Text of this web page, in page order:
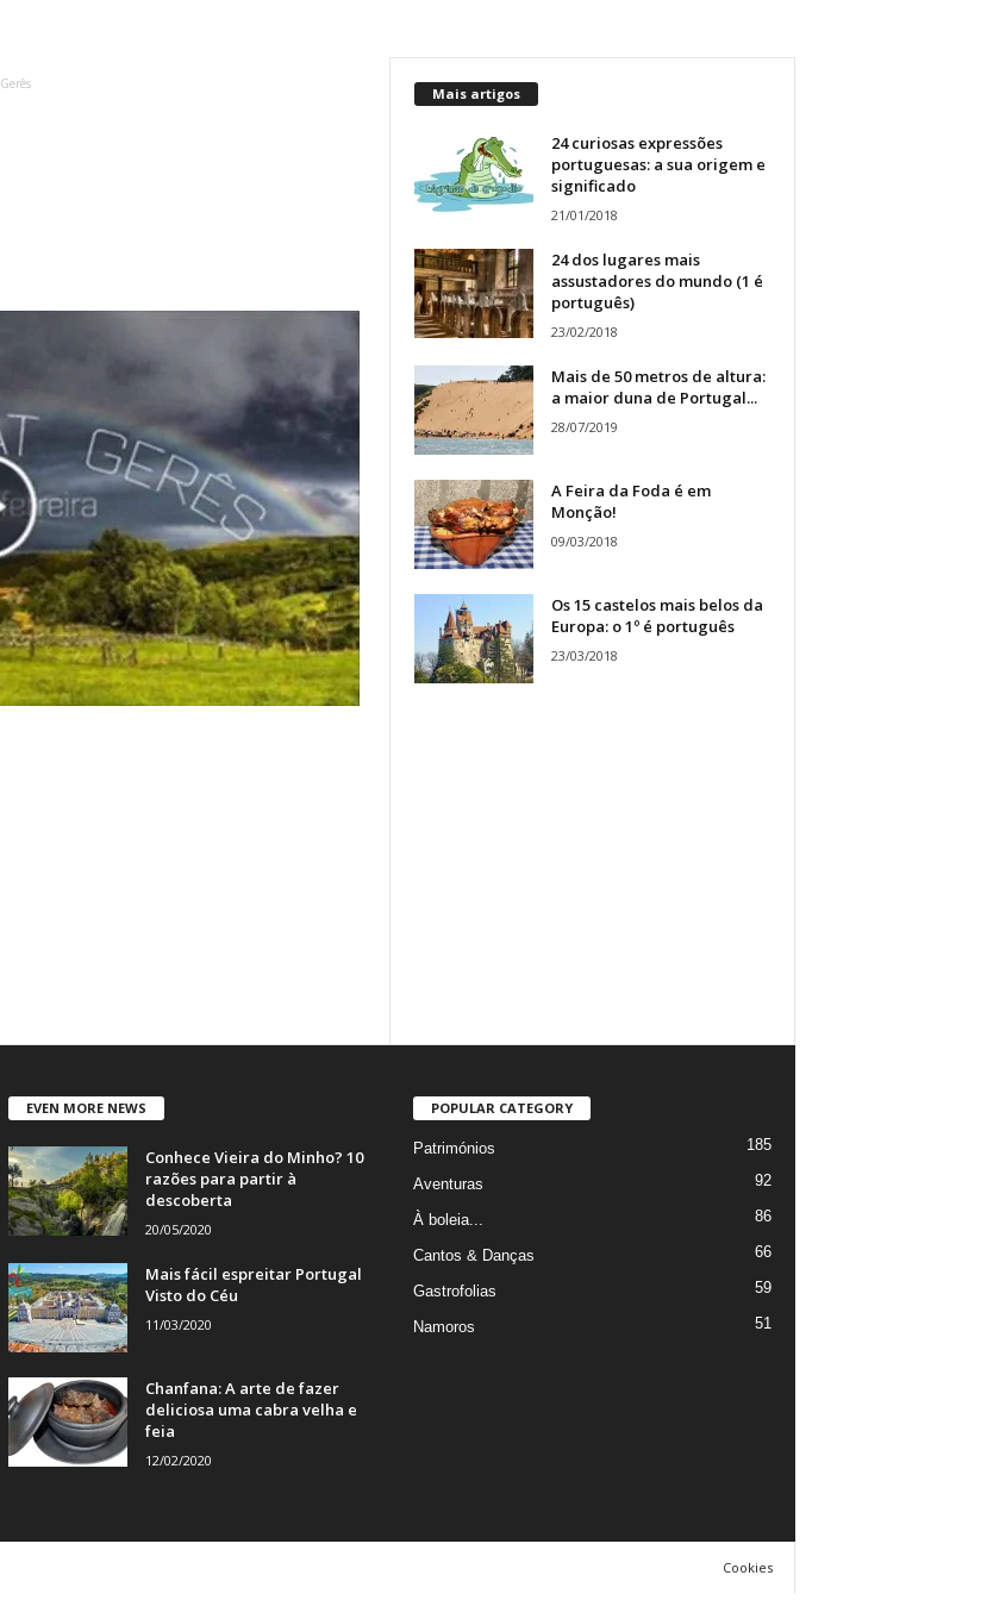
Gerês
Mais artigos
24 curiosas expressões
portuguesas: a sua origem e
significado
21/01/2018
24 dos lugares mais
assustadores do mundo (1 é
português)
23/02/2018
Mais de 50 metros de altura:
a maior duna de Portugal...
28/07/2019
A Feira da Foda é em
Monção!
09/03/2018
Os 15 castelos mais belos da
Europa: o 1º é português
23/03/2018
EVEN MORE NEWS
Conhece Vieira do Minho? 10
razões para partir à
descoberta
20/05/2020
Mais fácil espreitar Portugal
Visto do Céu
11/03/2020
Chanfana: A arte de fazer
deliciosa uma cabra velha e
feia
12/02/2020
POPULAR CATEGORY
Patrimónios 185
Aventuras 92
À boleia... 86
Cantos & Danças 66
Gastrofolias 59
Namoros 51
Cookies